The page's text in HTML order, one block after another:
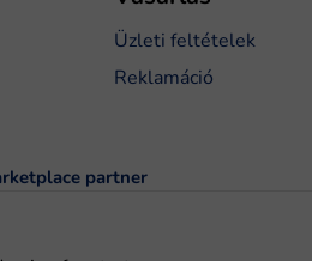
Üzleti feltételek
Reklamáció
partner